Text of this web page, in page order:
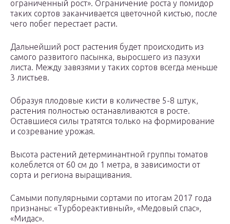
ограниченный рост». Ограничение роста у помидор
таких сортов заканчивается цветочной кистью, после
чего побег перестает расти.
Дальнейший рост растения будет происходить из
самого развитого пасынка, выросшего из пазухи
листа. Между завязями у таких сортов всегда меньше
3 листьев.
Образуя плодовые кисти в количестве 5-8 штук,
растения полностью останавливаются в росте.
Оставшиеся силы тратятся только на формирование
и созревание урожая.
Высота растений детерминантной группы томатов
колеблется от 60 см до 1 метра, в зависимости от
сорта и региона выращивания.
Самыми популярными сортами по итогам 2017 года
признаны: «Турбореактивный», «Медовый спас»,
«Мидас».